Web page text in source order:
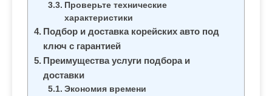
Проверьте технические
характеристики
Подбор и доставка корейских авто под
ключ с гарантией
Преимущества услуги подбора и
доставки
Экономия времени